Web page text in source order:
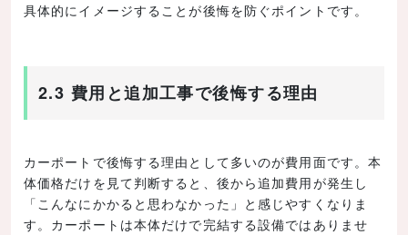
具体的にイメージすることが後悔を防ぐポイントです。
2.3 費用と追加工事で後悔する理由
カーポートで後悔する理由として多いのが費用面です。本
体価格だけを見て判断すると、後から追加費用が発生し
「こんなにかかると思わなかった」と感じやすくなりま
す。カーポートは本体だけで完結する設備ではありませ